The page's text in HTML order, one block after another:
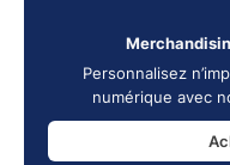
Personnalisez
numérique avec